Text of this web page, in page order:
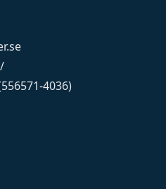
4036)